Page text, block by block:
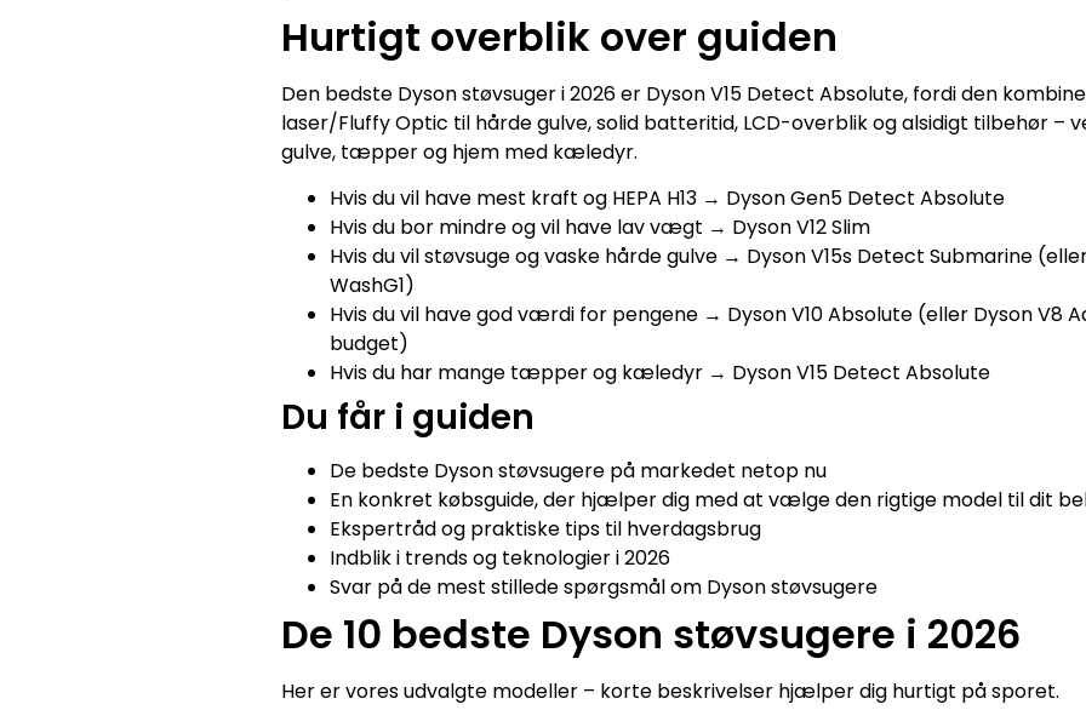
Hurtigt overblik over guiden
Den bedste Dyson støvsuger i 2026 er Dyson V15 Detect Absolute, fordi den
laser/Fluffy Optic til hårde gulve, solid batteritid, LCD-overblik og alsidigt tilbehør –
gulve, tæpper og hjem med kæledyr.
Hvis du vil have mest kraft og HEPA H13 → Dyson Gen5 Detect Absolute
Hvis du bor mindre og vil have lav vægt → Dyson V12 Slim
Hvis du vil støvsuge og vaske hårde gulve → Dyson V15s Detect Submarine
WashG1)
Hvis du vil have god værdi for pengene → Dyson V10 Absolute (eller Dyson V8
budget)
Hvis du har mange tæpper og kæledyr → Dyson V15 Detect Absolute
Du får i guiden
De bedste Dyson støvsugere på markedet netop nu
En konkret købsguide, der hjælper dig med at vælge den rigtige model til dit
Ekspertråd og praktiske tips til hverdagsbrug
Indblik i trends og teknologier i 2026
Svar på de mest stillede spørgsmål om Dyson støvsugere
De 10 bedste Dyson støvsugere i 2026
Her er vores udvalgte modeller – korte beskrivelser hjælper dig hurtigt på sporet.